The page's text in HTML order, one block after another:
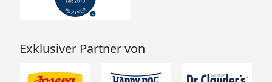
Exklusiver Partner von